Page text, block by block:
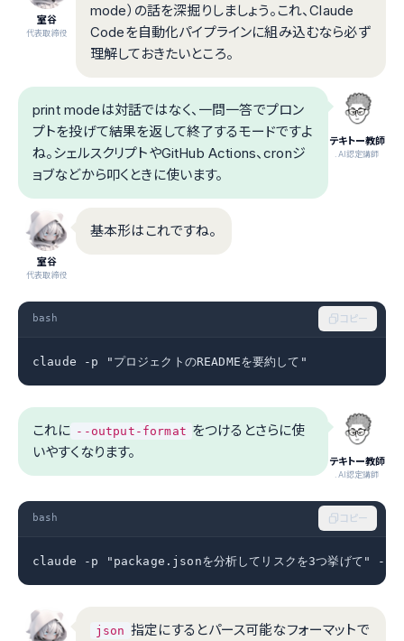
室谷
代表取締役
mode）の話を深掘りしましょう。これ、Claude
Codeを自動化パイプラインに組み込むなら必ず
理解しておきたいところ。
テキトー教師
.AI認定講師
print modeは対話ではなく、一問一答でプロン
プトを投げて結果を返して終了するモードですよ
ね。シェルスクリプトやGitHub Actions、cronジ
ョブなどから叩くときに使います。
室谷
代表取締役
基本形はこれですね。
bash コピー
claude -p "プロジェクトのREADMEを要約して"
テキトー教師
.AI認定講師
これに --output-format をつけるとさらに使
いやすくなります。
bash コピー
claude -p "package.jsonを分析してリスクを3つ挙げて"
json 指定にするとパース可能なフォーマットで